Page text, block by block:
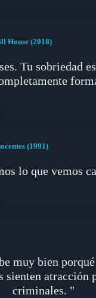
House (2018)
Tu sobriedad
(1991)
lo que vemos
muy bien
sienten atracción
criminales. "